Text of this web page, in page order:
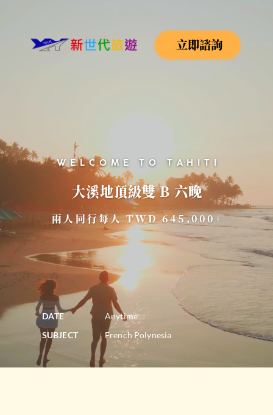
立即諮詢
WELCOME TO TAHITI
大溪地頂級雙 B 六晚
兩人同行每人 TWD 645,000+
DATE
Anytime
SUBJECT
French Polynesia